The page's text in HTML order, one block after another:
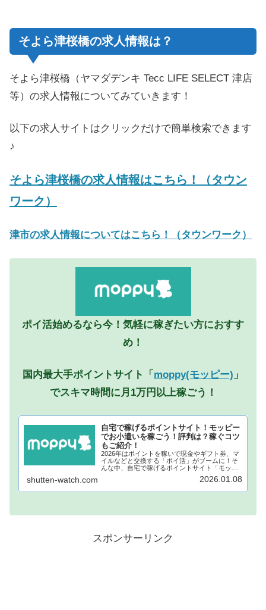
そよら津桜橋の求人情報は？
そよら津桜橋（ヤマダデンキ Tecc LIFE SELECT 津店
等）の求人情報についてみていきます！
以下の求人サイトはクリックだけで簡単検索できます
♪
そよら津桜橋の求人情報はこちら！（タウン
ワーク）
津市の求人情報についてはこちら！（タウンワーク）
ポイ活始めるなら今！気軽に稼ぎたい方におすす
め！
国内最大手ポイントサイト「 moppy(モッピー) 」
でスキマ時間に月1万円以上稼ごう！
自宅で稼げるポイントサイト！モッピー
でお小遣いを稼ごう！評判は？稼ぐコツ
もご紹介！
2026年はポイントを稼いで現金やギフト券、マ
イルなどと交換する「ポイ活」がブームに！そ
んな中、自宅で稼げるポイントサイト「モッピ
ー」が注目されています！モッピーに登録し、
自宅でポイントを稼げば、あなたも月1万円稼ぐ
shutten-watch.com 2026.01.08
スポンサーリンク